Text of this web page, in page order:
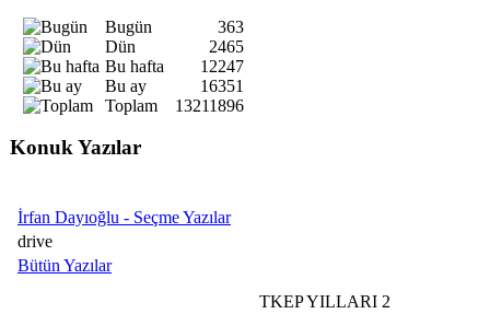
Bugün
363
Dün
2465
Bu hafta
12247
Bu ay
16351
Toplam
13211896
Konuk Yazılar
İrfan Dayıoğlu - Seçme Yazılar
drive
Bütün Yazılar
TKEP YILLARI 2